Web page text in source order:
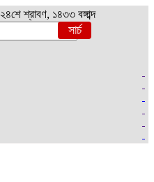
২৪শে শ্রাবণ, ১৪৩৩ বঙ্গাব্দ